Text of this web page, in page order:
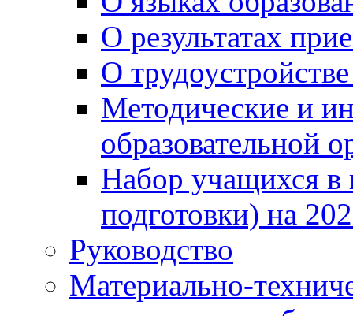
О результатах
О
Методические и
образовательной
Набор учащихся
подготовки) на
Руководство
Материально-